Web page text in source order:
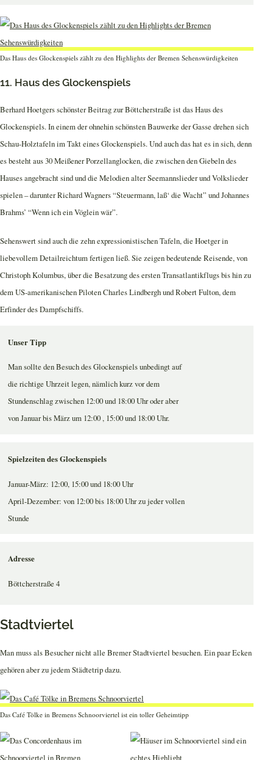
Das Haus des Glockenspiels zählt zu den Highlights der Bremen Sehenswürdigkeiten
11. Haus des Glockenspiels
Berhard Hoetgers schönster Beitrag zur Böttcherstraße ist das Haus des
Glockenspiels. In einem der ohnehin schönsten Bauwerke der Gasse drehen sich
Schau-Holztafeln im Takt eines Glockenspiels. Und auch das hat es in sich, denn
es besteht aus 30 Meißener Porzellanglocken, die zwischen den Giebeln des
Hauses angebracht sind und die Melodien alter Seemannslieder und Volkslieder
spielen – darunter Richard Wagners “Steuermann, laß‘ die Wacht” und Johannes
Brahms’ “Wenn ich ein Vöglein wär”.
Sehenswert sind auch die zehn expressionistischen Tafeln, die Hoetger in
liebevollem Detailreichtum fertigen ließ. Sie zeigen bedeutende Reisende, von
Christoph Kolumbus, über die Besatzung des ersten Transatlantikflugs bis hin zu
dem US-amerikanischen Piloten Charles Lindbergh und Robert Fulton, dem
Erfinder des Dampfschiffs.
Unser Tipp
Man sollte den Besuch des Glockenspiels unbedingt auf
die richtige Uhrzeit legen, nämlich kurz vor dem
Stundenschlag zwischen 12:00 und 18:00 Uhr oder aber
von Januar bis März um 12:00 , 15:00 und 18:00 Uhr.
Spielzeiten des Glockenspiels
Januar-März: 12:00, 15:00 und 18:00 Uhr
April-Dezember: von 12:00 bis 18:00 Uhr zu jeder vollen
Stunde
Adresse
Böttcherstraße 4
Stadtviertel
Man muss als Besucher nicht alle Bremer Stadtviertel besuchen. Ein paar Ecken
gehören aber zu jedem Städtetrip dazu.
Das Café Tölke in Bremens Schnoorviertel ist ein toller Geheimtipp